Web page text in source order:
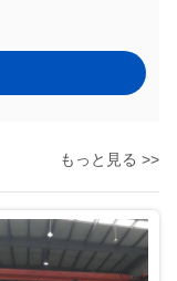
もっと見る >>